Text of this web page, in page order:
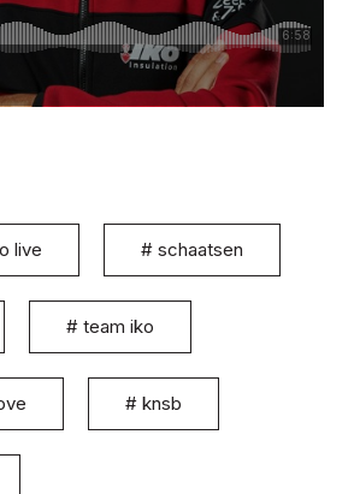
live # schaatsen
# team iko
# knsb